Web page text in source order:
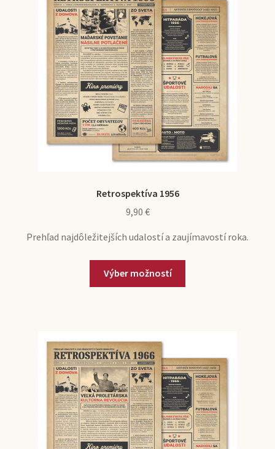
Retrospektíva 1956
9,90 €
Prehľad najdôležitejších udalostí a zaujímavostí roka.
Výber možností